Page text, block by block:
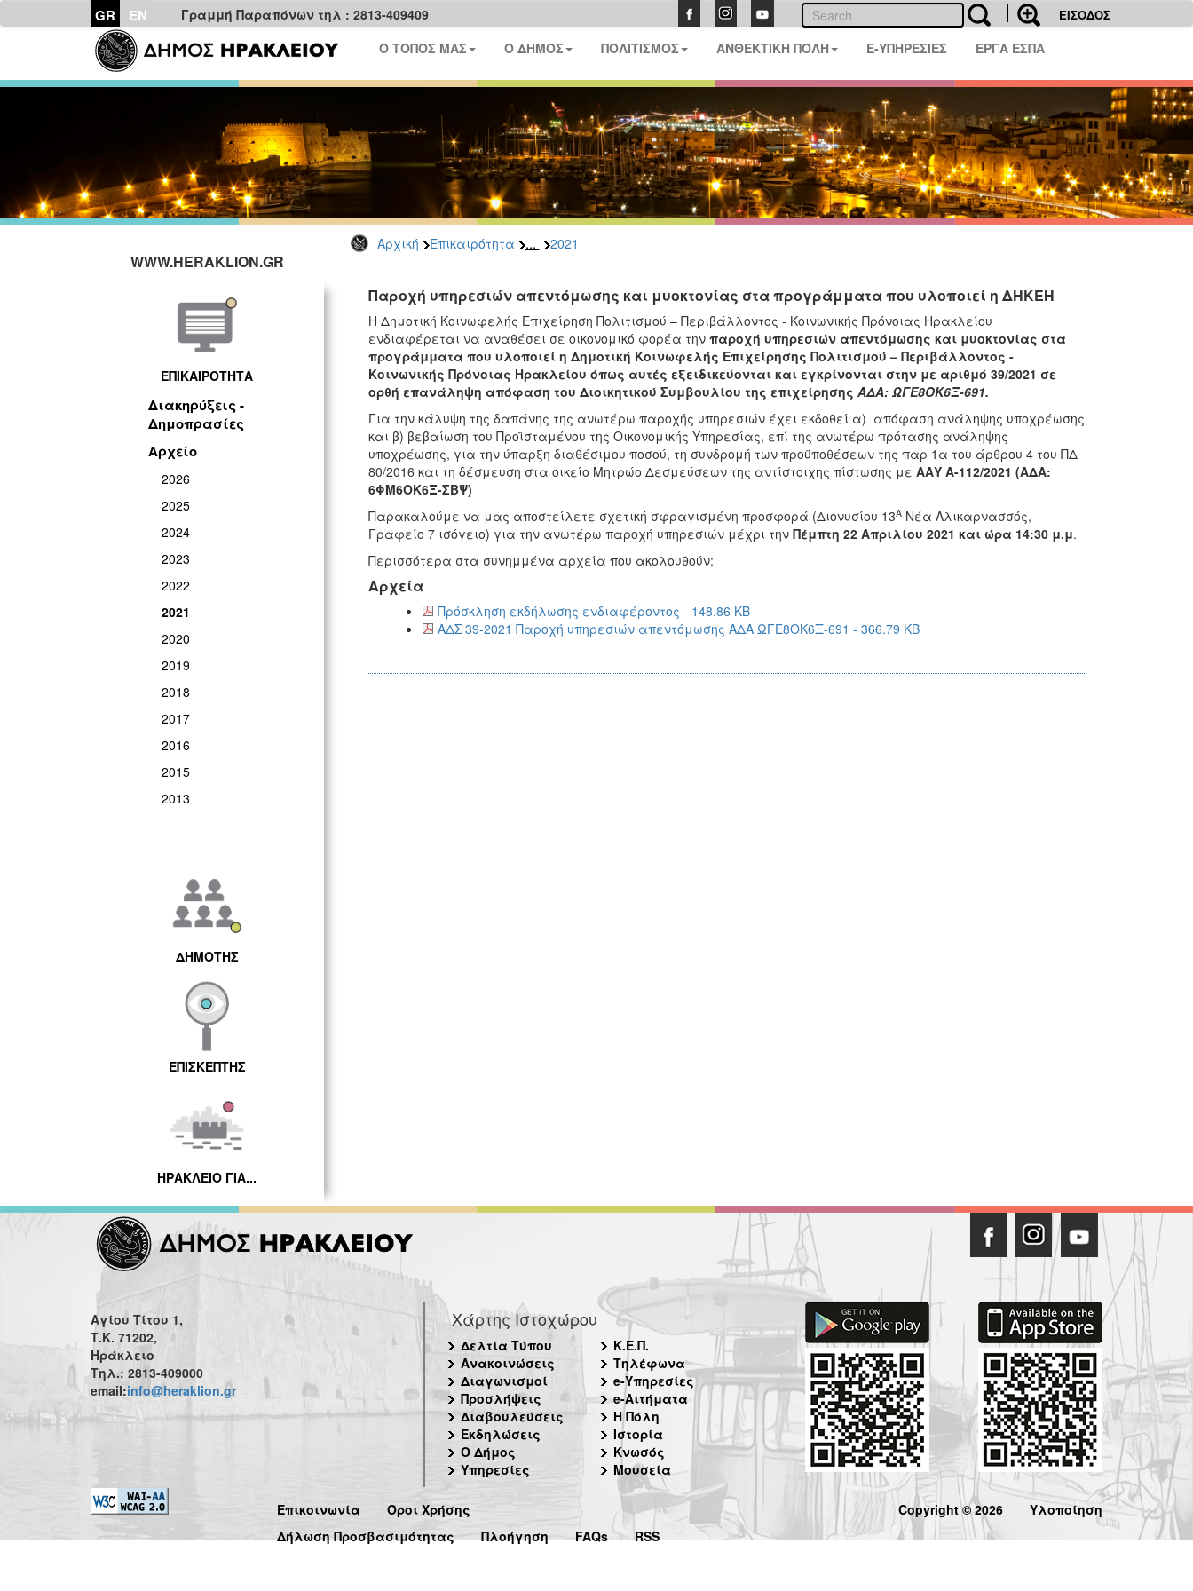
GR EN Γραμμή Παραπόνων τηλ : 2813-409409 ΕΙΣΟΔΟΣ
Ο ΤΟΠΟΣ ΜΑΣ Ο ΔΗΜΟΣ ΠΟΛΙΤΙΣΜΟΣ ΑΝΘΕΚΤΙΚΗ ΠΟΛΗ E-ΥΠΗΡΕΣΙΕΣ ΕΡΓΑ ΕΣΠΑ
Αρχική Επικαιρότητα ... 2021
WWW.HERAKLION.GR
ΕΠΙΚΑΙΡΟΤΗΤΑ
Διακηρύξεις -
Δημοπρασίες
Αρχείο
2026
2025
2024
2023
2022
2021
2020
2019
2018
2017
2016
2015
2013
ΔΗΜΟΤΗΣ
ΕΠΙΣΚΕΠΤΗΣ
ΗΡΑΚΛΕΙΟ ΓΙΑ...
Παροχή υπηρεσιών απεντόμωσης και μυοκτονίας στα προγράμματα που υλοποιεί η ΔΗΚΕΗ
H Δημοτική Κοινωφελής Επιχείρηση Πολιτισμού – Περιβάλλοντος - Κοινωνικής Πρόνοιας Ηρακλείου
ενδιαφέρεται να αναθέσει σε οικονομικό φορέα την παροχή υπηρεσιών απεντόμωσης και μυοκτονίας στα
προγράμματα που υλοποιεί η Δημοτική Κοινωφελής Επιχείρησης Πολιτισμού – Περιβάλλοντος -
Κοινωνικής Πρόνοιας Ηρακλείου όπως αυτές εξειδικεύονται και εγκρίνονται στην με αριθμό 39/2021 σε
ορθή επανάληψη απόφαση του Διοικητικού Συμβουλίου της επιχείρησης ΑΔΑ: ΩΓΕ8ΟΚ6Ξ-691.
Για την κάλυψη της δαπάνης της ανωτέρω παροχής υπηρεσιών έχει εκδοθεί α) απόφαση ανάληψης υποχρέωσης
και β) βεβαίωση του Προϊσταμένου της Οικονομικής Υπηρεσίας, επί της ανωτέρω πρότασης ανάληψης
υποχρέωσης, για την ύπαρξη διαθέσιμου ποσού, τη συνδρομή των προϋποθέσεων της παρ 1α του άρθρου 4 του ΠΔ
80/2016 και τη δέσμευση στα οικείο Μητρώο Δεσμεύσεων της αντίστοιχης πίστωσης με ΑΑΥ Α-112/2021 (ΑΔΑ:
6ΦΜ6ΟΚ6Ξ-ΣΒΨ)
Παρακαλούμε να μας αποστείλετε σχετική σφραγισμένη προσφορά (Διονυσίου 13ΑΝέα Αλικαρνασσός,
Γραφείο 7 ισόγειο) για την ανωτέρω παροχή υπηρεσιών μέχρι την Πέμπτη 22 Απριλίου 2021 και ώρα 14:30 μ.μ.
Περισσότερα στα συνημμένα αρχεία που ακολουθούν:
Αρχεία
Πρόσκληση εκδήλωσης ενδιαφέροντος - 148.86 KB
ΑΔΣ 39-2021 Παροχή υπηρεσιών απεντόμωσης ΑΔΑ ΩΓΕ8ΟΚ6Ξ-691 - 366.79 KB
Αγίου Τίτου 1,
Τ.Κ. 71202,
Ηράκλειο
Τηλ.: 2813-409000
email:info@heraklion.gr
Χάρτης Ιστοχώρου
Δελτία Τύπου
Ανακοινώσεις
Διαγωνισμοί
Προσλήψεις
Διαβουλεύσεις
Εκδηλώσεις
Ο Δήμος
Υπηρεσίες
Κ.Ε.Π.
Τηλέφωνα
e-Υπηρεσίες
e-Αιτήματα
Η Πόλη
Ιστορία
Κνωσός
Μουσεία
Επικοινωνία
Όροι Χρήσης
Δήλωση Προσβασιμότητας
Πλοήγηση FAQs RSS
Copyright © 2026 Υλοποίηση